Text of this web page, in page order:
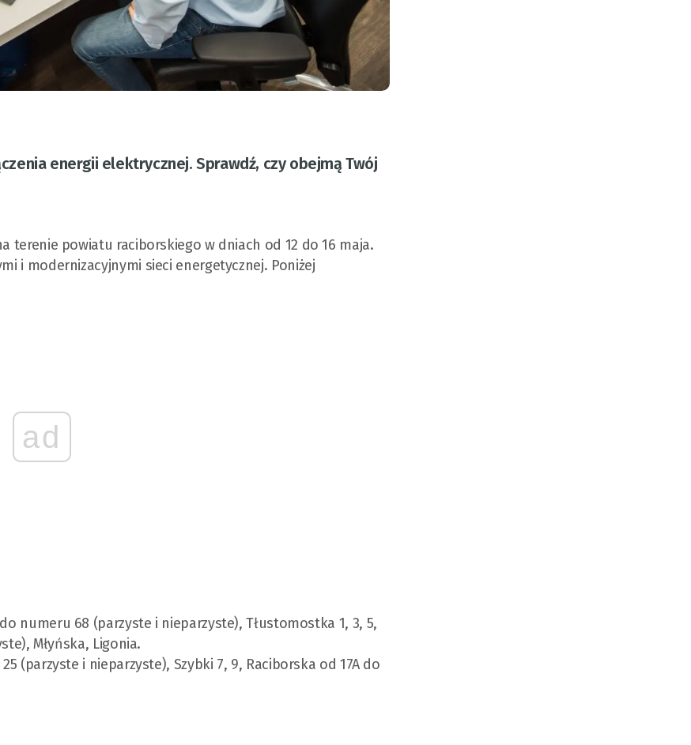
energii elektrycznej. Sprawdź, czy obejmą Twój
terenie powiatu raciborskiego w dniach od 12 do 16 maja.
i modernizacyjnymi sieci energetycznej. Poniżej
ad
numeru 68 (parzyste i nieparzyste), Tłustomostka 1, 3, 5,
Młyńska, Ligonia.
(parzyste i nieparzyste), Szybki 7, 9, Raciborska od 17A do